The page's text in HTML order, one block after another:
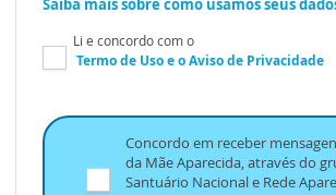
Saiba mais sobre como usamos seus
Li e concordo com o
Termo de Usoe oAviso de Privacidade
Concordo em receber
da Mãe Aparecida, através do
Santuário Nacional e Rede